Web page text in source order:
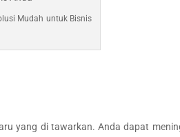
Mudah untuk Bisnis
yang di tawarkan. Anda dapat